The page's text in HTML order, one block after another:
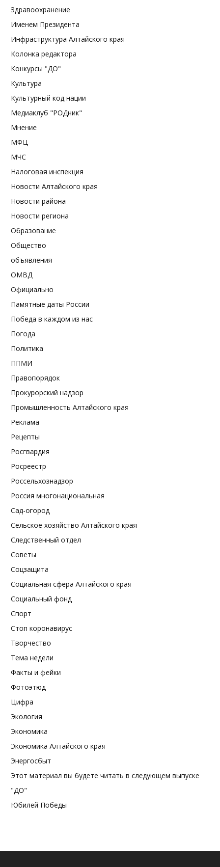
Здравоохранение
Именем Президента
Инфраструктура Алтайского края
Колонка редактора
Конкурсы "ДО"
Культура
Культурный код нации
Медиаклуб "РОДник"
Мнение
МФЦ
МЧС
Налоговая инспекция
Новости Алтайского края
Новости района
Новости региона
Образование
Общество
объявления
ОМВД
Официально
Памятные даты России
Победа в каждом из нас
Погода
Политика
ППМИ
Правопорядок
Прокурорский надзор
Промышленность Алтайского края
Реклама
Рецепты
Росгвардия
Росреестр
Россельхознадзор
Россия многонациональная
Сад-огород
Сельское хозяйство Алтайского края
Следственный отдел
Советы
Соцзащита
Социальная сфера Алтайского края
Социальный фонд
Спорт
Стоп коронавирус
Творчество
Тема недели
Факты и фейки
Фотоэтюд
Цифра
Экология
Экономика
Экономика Алтайского края
Энергосбыт
Этот материал вы будете читать в следующем выпуске
"ДО"
Юбилей Победы